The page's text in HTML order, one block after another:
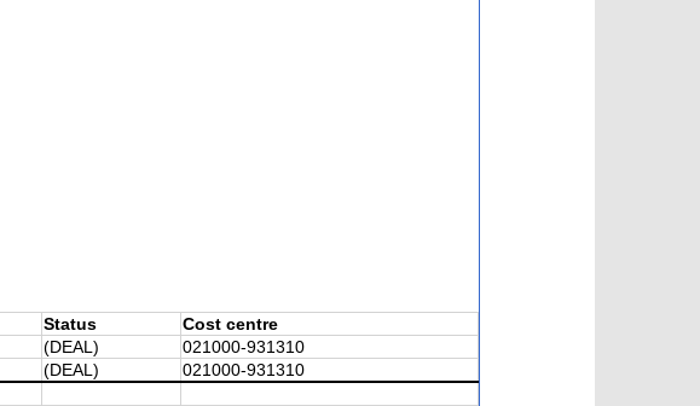
Status
Cost centre
(DEAL)
021000-931310
(DEAL)
021000-931310